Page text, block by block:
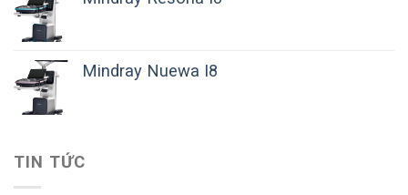
Mindray Nuewa I8
TIN TỨC